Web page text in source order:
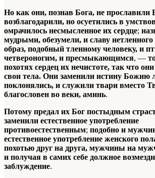
Но как они, познав Бога, не прославили
возблагодарили, но осуетились в
омрачилось несмысленное их сердце;
мудрыми, обезумели, и славу
образ, подобный тленному человеку, и
четвероногим, и пресмыкающимся, —
похотях сердец их нечистоте, так что
свои тела. Они заменили истину Божию
поклонялись, и служили твари вместо
благословен во веки, аминь.
Потому предал их Бог постыдным
заменили естественное употребление
противоестественным; подобно и
естественное употребление женского
похотью друг на друга, мужчины на
и получая в самих себе должное
заблуждение.